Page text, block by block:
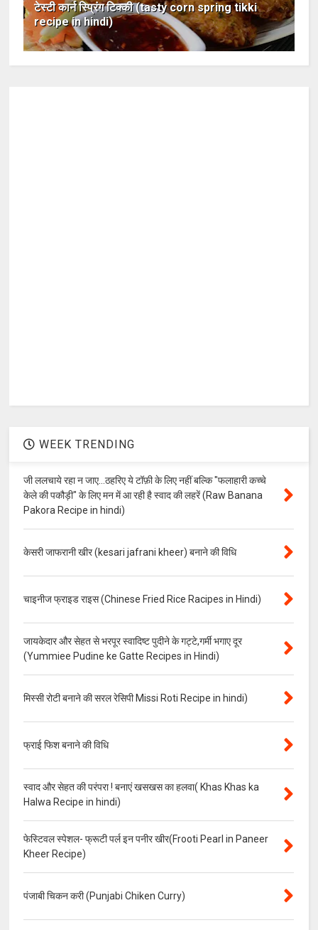
टेस्टी कार्न स्प्रिंग टिक्की (tasty corn spring tikki
recipe in hindi)
WEEK TRENDING
जी ललचाये रहा न जाए...ठहरिए ये टॉफ़ी के लिए नहीं बल्कि "फलाहारी कच्चे
केले की पकौड़ी" के लिए मन में आ रही है स्वाद की लहरें (Raw Banana
Pakora Recipe in hindi)
केसरी जाफरानी खीर (kesari jafrani kheer) बनाने की विधि
चाइनीज फ्राइड राइस (Chinese Fried Rice Racipes in Hindi)
जायकेदार और सेहत से भरपूर स्वादिष्ट पुदीने के गट्टे,गर्मी भगाए दूर
(Yummiee Pudine ke Gatte Recipes in Hindi)
मिस्सी रोटी बनाने की सरल रेसिपी Missi Roti Recipe in hindi)
फ्राई फिश बनाने की विधि
स्वाद और सेहत की परंपरा ! बनाएं खसखस का हलवा( Khas Khas ka
Halwa Recipe in hindi)
फेस्टिवल स्पेशल- फ्रूटी पर्ल इन पनीर खीर(Frooti Pearl in Paneer
Kheer Recipe)
पंजाबी चिकन करी (Punjabi Chiken Curry)